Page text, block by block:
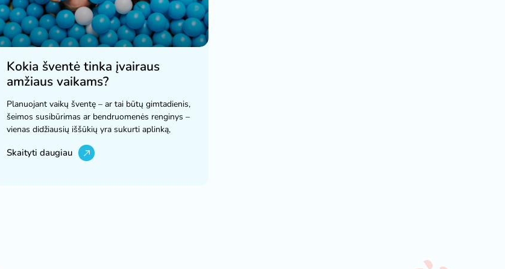
Kokia šventė tinka įvairaus
amžiaus vaikams?
Planuojant vaikų šventę – ar tai būtų gimtadienis,
šeimos susibūrimas ar bendruomenės renginys –
vienas didžiausių iššūkių yra sukurti aplinką,
Skaityti daugiau